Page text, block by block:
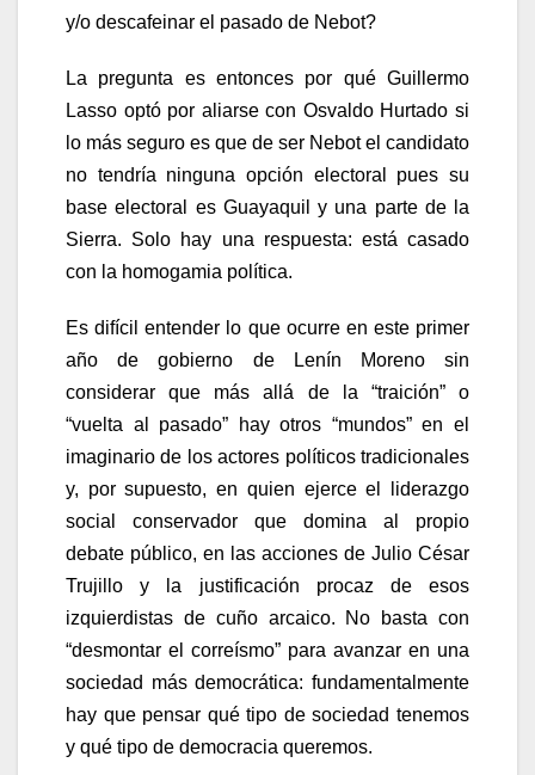
y/o descafeinar el pasado de Nebot?
La pregunta es entonces por qué Guillermo
Lasso optó por aliarse con Osvaldo Hurtado si
lo más seguro es que de ser Nebot el candidato
no tendría ninguna opción electoral pues su
base electoral es Guayaquil y una parte de la
Sierra. Solo hay una respuesta: está casado
con la homogamia política.
Es difícil entender lo que ocurre en este primer
año de gobierno de Lenín Moreno sin
considerar que más allá de la “traición” o
“vuelta al pasado” hay otros “mundos” en el
imaginario de los actores políticos tradicionales
y, por supuesto, en quien ejerce el liderazgo
social conservador que domina al propio
debate público, en las acciones de Julio César
Trujillo y la justificación procaz de esos
izquierdistas de cuño arcaico. No basta con
“desmontar el correísmo” para avanzar en una
sociedad más democrática: fundamentalmente
hay que pensar qué tipo de sociedad tenemos
y qué tipo de democracia queremos.